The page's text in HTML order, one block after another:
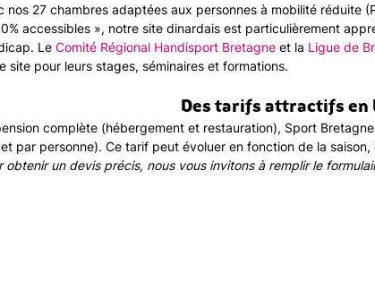
nos 27 chambres adaptées aux personnes à mobilité réduite
accessibles », notre site dinardais est particulièrement
Le Comité Régional Handisport Bretagne et la Ligue de
site pour leurs stages, séminaires et formations.
Des tarifs attractifs en
complète (hébergement et restauration), Sport
par personne). Ce tarif peut évoluer en fonction de la
obtenir un devis précis, nous vous invitons à remplir le